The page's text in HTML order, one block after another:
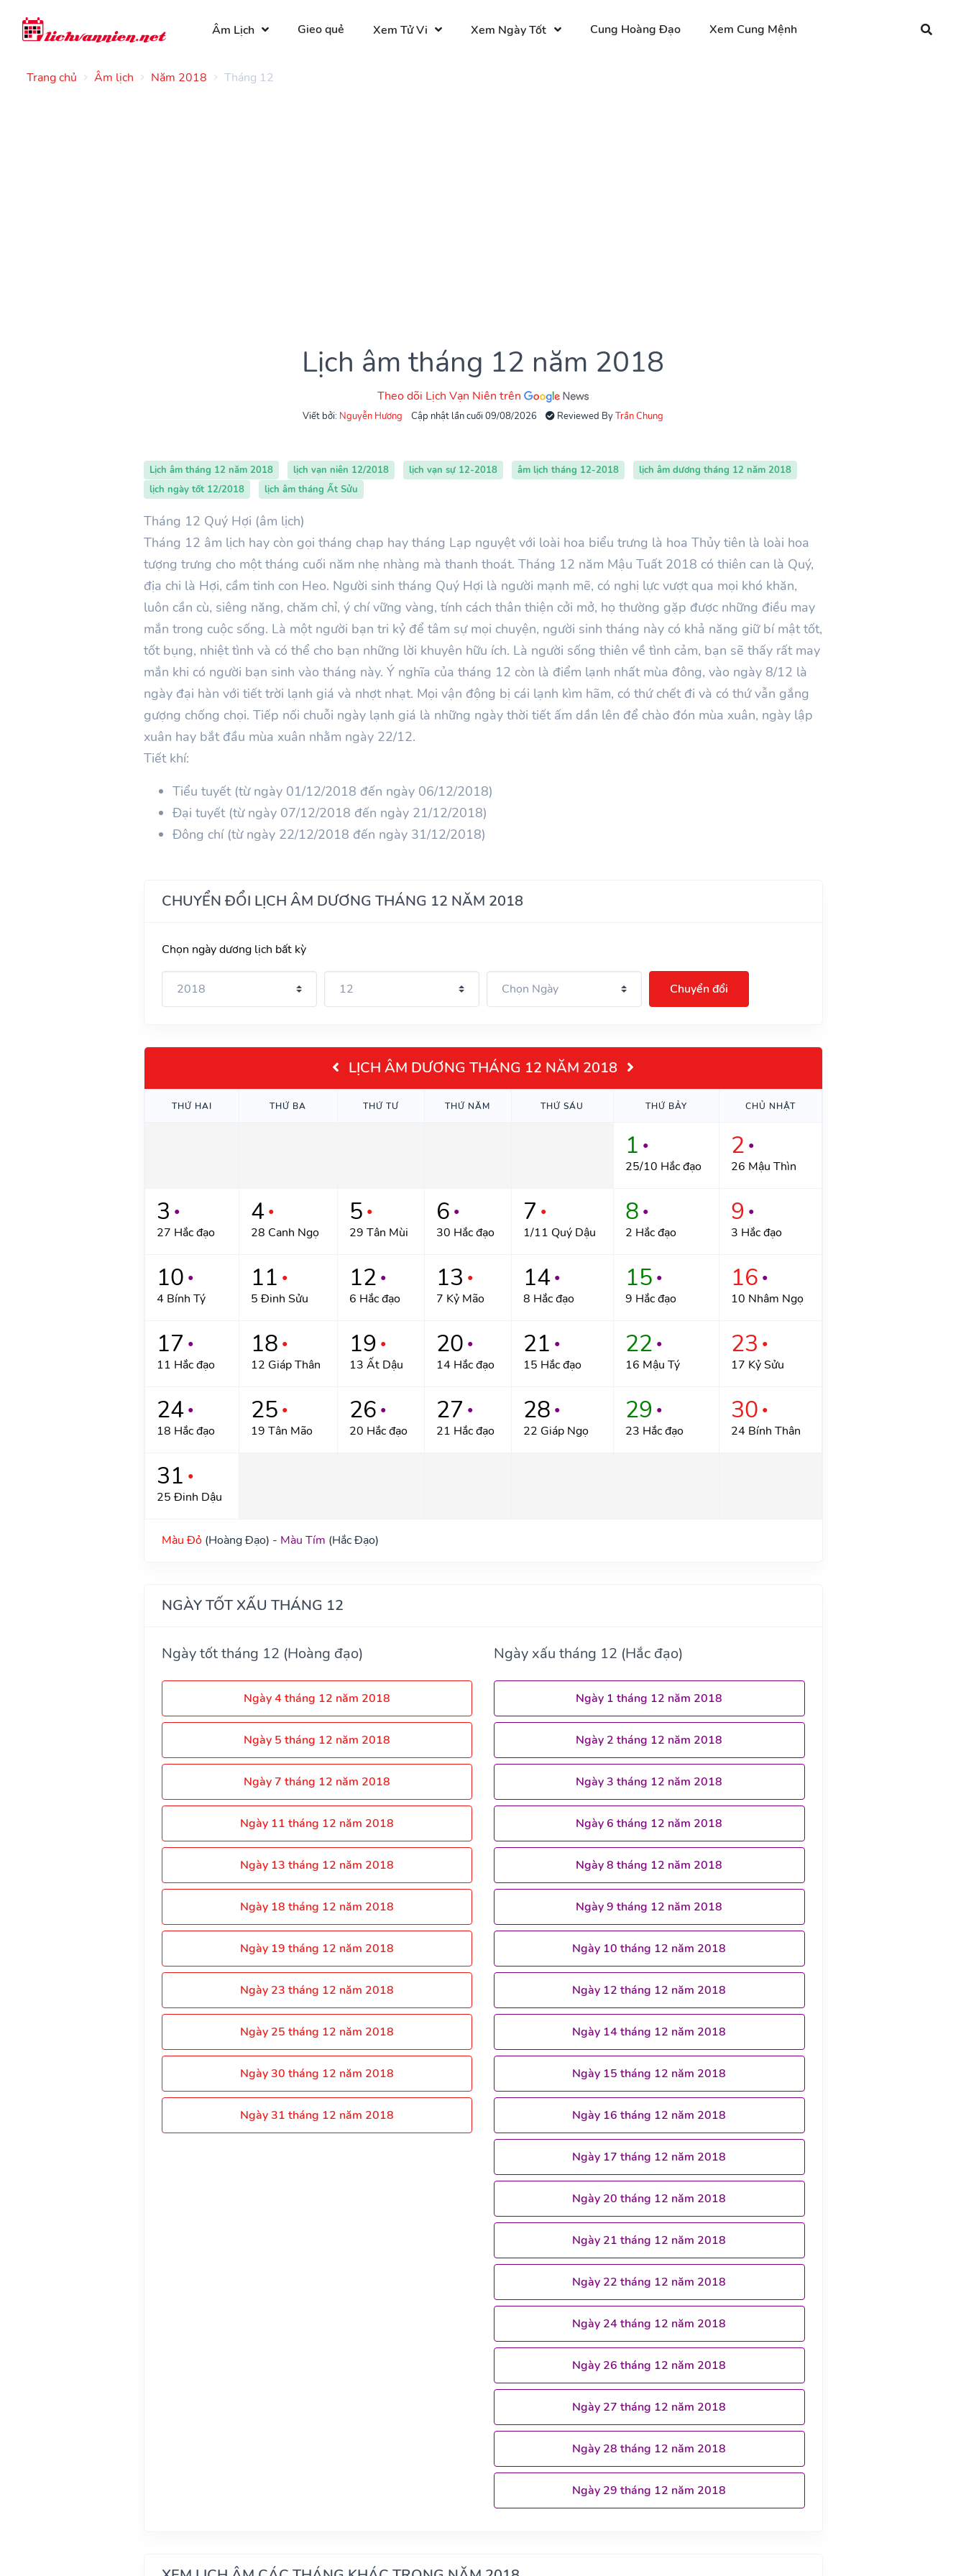
Âm Lịch Gieo quẻ Xem Tử Vi Xem Ngày Tốt Cung Hoàng Đạo Xem Cung Mệnh
Trang chủ Âm lịch Năm 2018 Tháng 12
Lịch âm tháng 12 năm 2018
Theo dõi Lịch Vạn Niên trên
Viết bởi: Nguyễn Hương Cập nhật lần cuối 09/08/2026 Reviewed ByTrần Chung
Lịch âm tháng 12 năm 2018 lịch vạn niên 12/2018 lịch vạn sự 12-2018 âm lịch tháng 12-2018
lịch âm dương tháng 12 năm 2018
lịch ngày tốt 12/2018
lịch âm tháng Ất Sửu
Tháng 12 Quý Hợi (âm lịch)
Tháng 12 âm lịch hay còn gọi tháng chạp hay tháng Lạp nguyệt với loài hoa biểu trưng là hoa Thủy tiên là loài hoa
tượng trưng cho một tháng cuối năm nhẹ nhàng mà thanh thoát. Tháng 12 năm Mậu Tuất 2018 có thiên can là Quý,
địa chi là Hợi, cầm tinh con Heo. Người sinh tháng Quý Hợi là người mạnh mẽ, có nghị lực vượt qua mọi khó khăn,
luôn cần cù, siêng năng, chăm chỉ, ý chí vững vàng, tính cách thân thiện cởi mở, họ thường gặp được những điều may
mắn trong cuộc sống. Là một người bạn tri kỷ để tâm sự mọi chuyện, người sinh tháng này có khả năng giữ bí mật tốt,
tốt bụng, nhiệt tình và có thể cho bạn những lời khuyên hữu ích. Là người sống thiên về tình cảm, bạn sẽ thấy rất may
mắn khi có người bạn sinh vào tháng này. Ý nghĩa của tháng 12 còn là điểm lạnh nhất mùa đông, vào ngày 8/12 là
ngày đại hàn với tiết trời lạnh giá và nhợt nhạt. Mọi vận động bị cái lạnh kìm hãm, có thứ chết đi và có thứ vẫn gắng
gượng chống chọi. Tiếp nối chuỗi ngày lạnh giá là những ngày thời tiết ấm dần lên để chào đón mùa xuân, ngày lập
xuân hay bắt đầu mùa xuân nhằm ngày 22/12.
Tiết khí:
Tiểu tuyết (từ ngày 01/12/2018 đến ngày 06/12/2018)
Đại tuyết (từ ngày 07/12/2018 đến ngày 21/12/2018)
Đông chí (từ ngày 22/12/2018 đến ngày 31/12/2018)
CHUYỂN ĐỔI LỊCH ÂM DƯƠNG THÁNG 12 NĂM 2018
Chọn ngày dương lịch bất kỳ
Chuyển đổi
LỊCH ÂM DƯƠNG THÁNG 12 NĂM 2018
THỨ HAI THỨ BA THỨ TƯ THỨ NĂM THỨ SÁU THỨ BẢY CHỦ NHẬT
1 ●
25/10 Hắc đạo
2 ●
26 Mậu Thìn
3 ●
27 Hắc đạo
4 ●
28 Canh Ngọ
5 ●
29 Tân Mùi
6 ●
30 Hắc đạo
7 ●
1/11 Quý Dậu
8 ●
2 Hắc đạo
9 ●
3 Hắc đạo
10 ●
4 Bính Tý
11 ●
5 Đinh Sửu
12 ●
6 Hắc đạo
13 ●
7 Kỷ Mão
14 ●
8 Hắc đạo
15 ●
9 Hắc đạo
16 ●
10 Nhâm Ngọ
17 ●
11 Hắc đạo
18 ●
12 Giáp Thân
19 ●
13 Ất Dậu
20 ●
14 Hắc đạo
21 ●
15 Hắc đạo
22 ●
16 Mậu Tý
23 ●
17 Kỷ Sửu
24 ●
18 Hắc đạo
25 ●
19 Tân Mão
26 ●
20 Hắc đạo
27 ●
21 Hắc đạo
28 ●
22 Giáp Ngọ
29 ●
23 Hắc đạo
30 ●
24 Bính Thân
31 ●
25 Đinh Dậu
Màu Đỏ(Hoàng Đạo) - Màu Tím (Hắc Đạo)
NGÀY TỐT XẤU THÁNG 12
Ngày tốt tháng 12 (Hoàng đạo)
Ngày 4 tháng 12 năm 2018
Ngày 5 tháng 12 năm 2018
Ngày 7 tháng 12 năm 2018
Ngày 11 tháng 12 năm 2018
Ngày 13 tháng 12 năm 2018
Ngày 18 tháng 12 năm 2018
Ngày 19 tháng 12 năm 2018
Ngày 23 tháng 12 năm 2018
Ngày 25 tháng 12 năm 2018
Ngày 30 tháng 12 năm 2018
Ngày 31 tháng 12 năm 2018
Ngày xấu tháng 12 (Hắc đạo)
Ngày 1 tháng 12 năm 2018
Ngày 2 tháng 12 năm 2018
Ngày 3 tháng 12 năm 2018
Ngày 6 tháng 12 năm 2018
Ngày 8 tháng 12 năm 2018
Ngày 9 tháng 12 năm 2018
Ngày 10 tháng 12 năm 2018
Ngày 12 tháng 12 năm 2018
Ngày 14 tháng 12 năm 2018
Ngày 15 tháng 12 năm 2018
Ngày 16 tháng 12 năm 2018
Ngày 17 tháng 12 năm 2018
Ngày 20 tháng 12 năm 2018
Ngày 21 tháng 12 năm 2018
Ngày 22 tháng 12 năm 2018
Ngày 24 tháng 12 năm 2018
Ngày 26 tháng 12 năm 2018
Ngày 27 tháng 12 năm 2018
Ngày 28 tháng 12 năm 2018
Ngày 29 tháng 12 năm 2018